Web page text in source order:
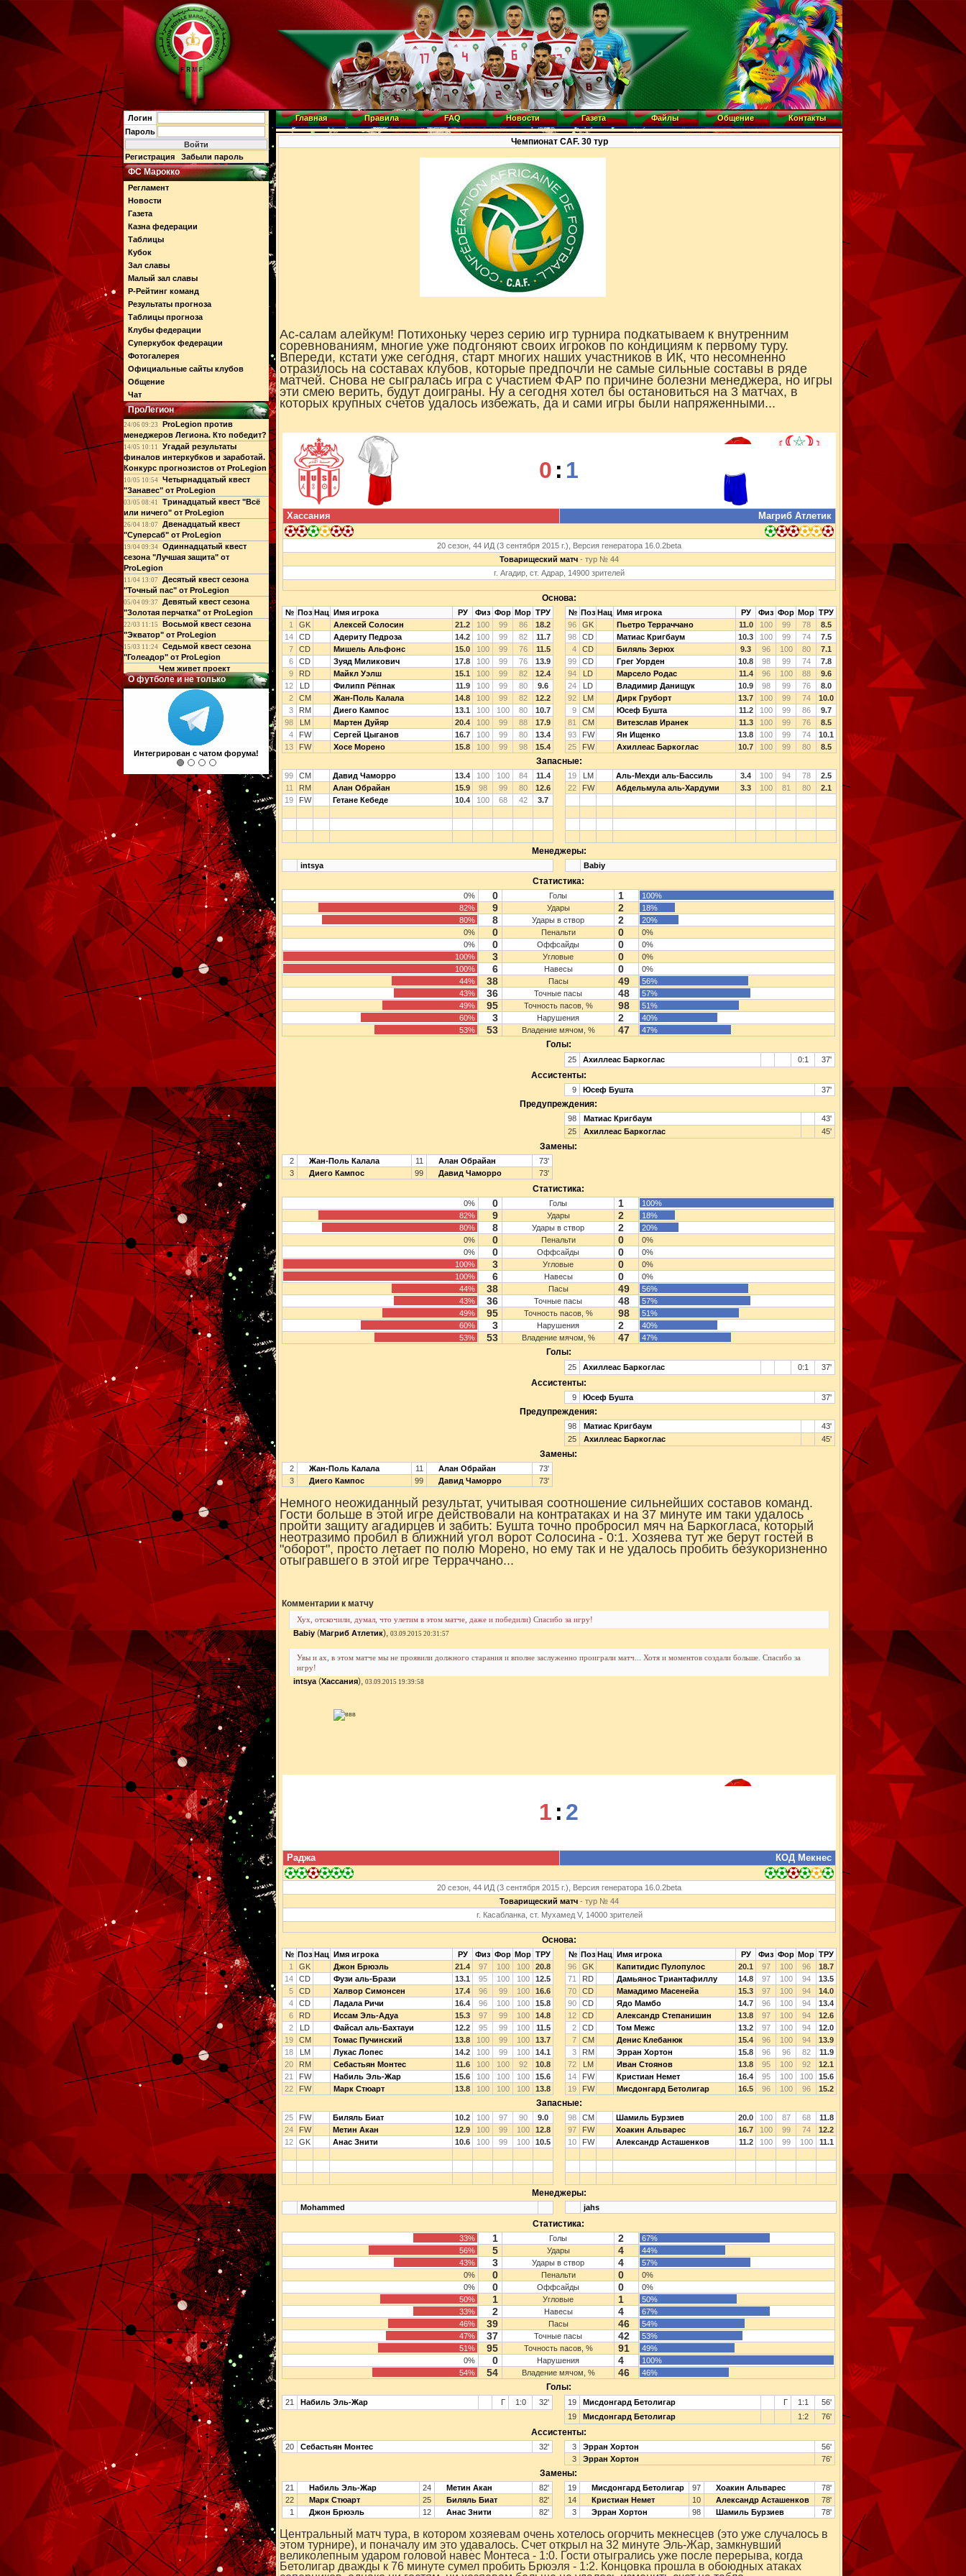
Логин
Пароль
Регистрация Забыли пароль
ФС Марокко
Регламент
Новости
Газета
Казна федерации
Таблицы
Кубок
Зал славы
Малый зал славы
Р-Рейтинг команд
Результаты прогноза
Таблицы прогноза
Клубы федерации
Суперкубок федерации
Фотогалерея
Официальные сайты клубов
Общение
Чат
ПроЛегион
24/06 09:23
ProLegion против
менеджеров Легиона. Кто победит?
14/05 10:11
Угадай результаты
финалов интеркубков и заработай.
Конкурс прогнозистов от ProLegion
10/05 10:54 Четырнадцатый квест
"Занавес" от ProLegion
03/05 08:41
Тринадцатый квест "Всё
или ничего" от ProLegion
26/04 18:07
Двенадцатый квест
"Суперсаб" от ProLegion
19/04 09:34 Одиннадцатый квест
сезона "Лучшая защита" от
ProLegion
11/04 13:07
Десятый квест сезона
"Точный пас" от ProLegion
05/04 09:37
Девятый квест сезона
"Золотая перчатка" от ProLegion
22/03 11:15
Восьмой квест сезона
"Экватор" от ProLegion
15/03 11:24 Седьмой квест сезона
"Голеадор" от ProLegion
Чем живет проект
О футболе и не только
Интегрирован с чатом форума!
Главная Правила FAQ Новости Газета Файлы Общение Контакты
Чемпионат CAF. 30 тур
Ас-салам алейкум! Потихоньку через серию игр турнира подкатываем к внутренним
соревнованиям, многие уже подгоняют своих игроков по кондициям к первому туру.
Впереди, кстати уже сегодня, старт многих наших участников в ИК, что несомненно
отразилось на составах клубов, которые предпочли не самые сильные составы в ряде
матчей. Снова не сыгралась игра с участием ФАР по причине болезни менеджера, но игры
эти смею верить, будут доиграны. Ну а сегодня хотел бы остановиться на 3 матчах, в
которых крупных счетов удалось избежать, да и сами игры были напряженными...
0 : 1
Хассания Магриб Атлетик
20 сезон, 44 ИД (3 сентября 2015 г.), Версия генератора 16.0.2beta
Товарищеский матч - тур № 44
г. Агадир, ст. Адрар, 14900 зрителей
Основа:
№ Поз Нац Имя игрока РУ Физ Фор Мор ТРУ
1
GK Алексей Солосин 21.2 100 99 86
18.2
14
CD Адериту Педроза 14.2 100 99 82
11.7
7
CD Мишель Альфонс 15.0 100 99 76
11.5
6
CD Зуяд Миликович 17.8 100 99 76
13.9
9
RD Майкл Уэлш 15.1 100 99 82
12.4
12
LD Филипп Рёпнак 11.9 100 99 80
9.6
2
CM Жан-Поль Калала 14.8 100 99 82
12.2
3
RM Диего Кампос 13.1 100 100 80
10.7
98
LM Мартен Дуйяр 20.4 100 99 88
17.9
4
FW Сергей Цыганов 16.7 100 99 80
13.4
13
FW Хосе Морено 15.8 100 99 98 15.4
№ Поз Нац Имя игрока РУ Физ Фор Мор ТРУ
96
GK Пьетро Терраччано 11.0 100 99 78
8.5
98
CD Матиас Кригбаум 10.3 100 99 74
7.5
4
CD Биляль Зерюх 9.3 96 100 80
7.1
99
CD Грег Уорден 10.8 98 99 74
7.8
94
LD Марсело Родас 11.4 96 100 88
9.6
24
LD Владимир Данищук 10.9 98 99 76
8.0
92
LM Дирк Груборт 13.7 100 99 74
10.0
9
CM Юсеф Бушта 11.2 100 99 86
9.7
81
CM Витезслав Иранек 11.3 100 99 76
8.5
93
FW Ян Ищенко 13.8 100 99 74
10.1
25
FW Ахиллеас Баркоглас 10.7 100 99 80 8.5
Запасные:
99 CM Давид Чаморро 13.4 100 100 84
11.4
11
RM Алан Обрайан 15.9 98 99 80
12.6
19
FW Гетане Кебеде 10.4 100 68 42 3.7
19 LM Аль-Мехди аль-Бассиль 3.4 100 94 78
2.5
22
FW Абдельмула аль-Хардуми 3.3 100 81 80 2.1
Менеджеры:
intsya Babiy
Статистика:
0% 0 Голы 1
100%
82%
9 Удары 2
18%
80%
8 Удары в створ 2
20%
0%
0 Пенальти 0
0%
0%
0 Оффсайды 0
0%
100%
3 Угловые 0
0%
100%
6 Навесы 0
0%
44%
38 Пасы 49
56%
43%
36 Точные пасы 48
57%
49%
95 Точность пасов, % 98
51%
60%
3 Нарушения 2
40%
53%
53 Владение мячом, % 47 47%
Голы:
25 Ахиллеас Баркоглас 0:1 37'
Ассистенты:
9 Юсеф Бушта 37'
Предупреждения:
98 Матиас Кригбаум
43'
25
Ахиллеас Баркоглас 45'
Замены:
2 Жан-Поль Калала 11 Алан Обрайан
73'
3
Диего Кампос 99 Давид Чаморро 73'
Статистика:
0% 0 Голы 1
100%
82%
9 Удары 2
18%
80%
8 Удары в створ 2
20%
0%
0 Пенальти 0
0%
0%
0 Оффсайды 0
0%
100%
3 Угловые 0
0%
100%
6 Навесы 0
0%
44%
38 Пасы 49
56%
43%
36 Точные пасы 48
57%
49%
95 Точность пасов, % 98
51%
60%
3 Нарушения 2
40%
53%
53 Владение мячом, % 47 47%
Голы:
25 Ахиллеас Баркоглас 0:1 37'
Ассистенты:
9 Юсеф Бушта 37'
Предупреждения:
98 Матиас Кригбаум
43'
25
Ахиллеас Баркоглас 45'
Замены:
2 Жан-Поль Калала 11 Алан Обрайан
73'
3
Диего Кампос 99 Давид Чаморро 73'
Немного неожиданный результат, учитывая соотношение сильнейших составов команд.
Гости больше в этой игре действовали на контратаках и на 37 минуте им таки удалось
пройти защиту агадирцев и забить: Бушта точно пробросил мяч на Баркогласа, который
неотразимо пробил в ближний угол ворот Солосина - 0:1. Хозяева тут же берут гостей в
"оборот", просто летает по полю Морено, но ему так и не удалось пробить безукоризненно
отыгравшего в этой игре Терраччано...
Комментарии к матчу
Хух, отскочили, думал, что улетим в этом матче, даже и победили) Спасибо за игру!
Babiy (Магриб Атлетик), 03.09.2015 20:31:57
Увы и ах, в этом матче мы не проявили должного старания и вполне заслуженно проиграли матч... Хотя и моментов создали больше. Спасибо за
игру!
intsya(Хассания), 03.09.2015 19:39:58
1 : 2
Раджа КОД Мекнес
20 сезон, 44 ИД (3 сентября 2015 г.), Версия генератора 16.0.2beta
Товарищеский матч - тур № 44
г. Касабланка, ст. Мухамед V, 14000 зрителей
Основа:
№ Поз Нац Имя игрока РУ Физ Фор Мор ТРУ
1
GK Джон Брюэль 21.4 97 100 100
20.8
14
CD Фузи аль-Брази 13.1 95 100 100
12.5
5
CD Халвор Симонсен 17.4 96 99 100
16.6
4
CD Ладала Ричи 16.4 96 100 100
15.8
6
RD Иссам Эль-Адуа 15.3 97 99 100
14.8
2
LD Файсал аль-Бахтауи 12.2 95 99 100
11.5
19
CM Томас Пучинский 13.8 100 99 100
13.7
18
LM Лукас Лопес 14.2 100 99 100
14.1
20
RM Себастьян Монтес 11.6 100 100 92
10.8
21
FW Набиль Эль-Жар 15.6 100 100 100
15.6
22
FW Марк Стюарт 13.8 100 100 100 13.8
№ Поз Нац Имя игрока РУ Физ Фор Мор ТРУ
96
GK Капитидис Пулопулос 20.1 97 100 96
18.7
71
RD Дамьянос Триантафиллу 14.8 97 100 94
13.5
70
CD Мамадимо Масенейа 15.3 97 100 94
14.0
90
CD Ядо Мамбо 14.7 96 100 94
13.4
12
CD Александр Степанишин 13.8 97 100 94
12.6
2
CD Том Межс 13.2 97 100 94
12.0
7
CM Денис Клебанюк 15.4 96 100 94
13.9
3
RM Эрран Хортон 15.8 96 96 82
11.9
72
LM Иван Стоянов 13.8 95 100 92
12.1
14
FW Кристиан Немет 16.4 95 100 100
15.6
19
FW Мисдонгард Бетолигар 16.5 96 100 96 15.2
Запасные:
25 FW Биляль Биат 10.2 100 97 90
9.0
24
FW Метин Акан 12.9 100 99 100
12.8
12
GK Анас Знити 10.6 100 99 100 10.5
98 CM Шамиль Бурзиев 20.0 100 87 68
11.8
97
FW Хоакин Альварес 16.7 100 99 74
12.2
10
FW Александр Асташенков 11.2 100 99 100 11.1
Менеджеры:
Mohammed jahs
Статистика:
33% 1 Голы 2
67%
56%
5 Удары 4
44%
43%
3 Удары в створ 4
57%
0%
0 Пенальти 0
0%
0%
0 Оффсайды 0
0%
50%
1 Угловые 1
50%
33%
2 Навесы 4
67%
46%
39 Пасы 46
54%
47%
37 Точные пасы 42
53%
51%
95 Точность пасов, % 91
49%
0%
0 Нарушения 4
100%
54%
54 Владение мячом, % 46 46%
Голы:
21 Набиль Эль-Жар Г 1:0 32' 19 Мисдонгард Бетолигар Г 1:1
56'
19
Мисдонгард Бетолигар 1:2 76'
Ассистенты:
20 Себастьян Монтес 32' 3 Эрран Хортон
56'
3
Эрран Хортон 76'
Замены:
21 Набиль Эль-Жар 24 Метин Акан
82'
22
Марк Стюарт 25 Биляль Биат
82'
1
Джон Брюэль 12 Анас Знити 82'
19 Мисдонгард Бетолигар 97 Хоакин Альварес
78'
14
Кристиан Немет 10 Александр Асташенков
78'
3
Эрран Хортон 98 Шамиль Бурзиев 78'
Центральный матч тура, в котором хозяевам очень хотелось огорчить мекнесцев (это уже случалось в
этом турнире), и поначалу им это удавалось. Счет открыл на 32 минуте Эль-Жар, замкнувший
великолепным ударом головой навес Монтеса - 1:0. Гости отыгрались уже после перерыва, когда
Бетолигар дважды к 76 минуте сумел пробить Брюэля - 1:2. Концовка прошла в обоюдных атаках